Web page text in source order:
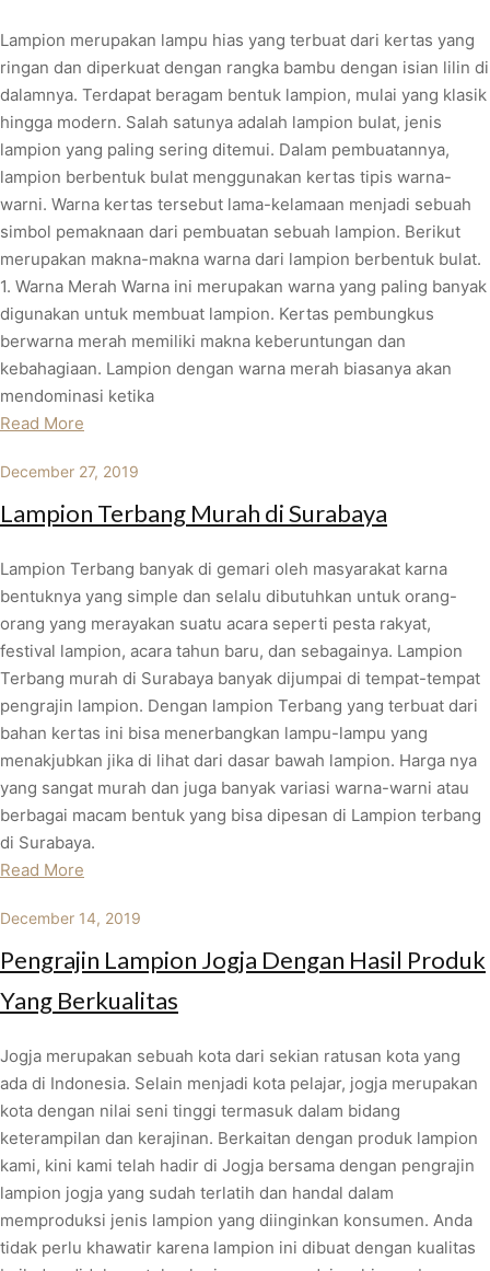
Lampion merupakan lampu hias yang terbuat dari kertas yang
ringan dan diperkuat dengan rangka bambu dengan isian lilin di
dalamnya. Terdapat beragam bentuk lampion, mulai yang klasik
hingga modern. Salah satunya adalah lampion bulat, jenis
lampion yang paling sering ditemui. Dalam pembuatannya,
lampion berbentuk bulat menggunakan kertas tipis warna-
warni. Warna kertas tersebut lama-kelamaan menjadi sebuah
simbol pemaknaan dari pembuatan sebuah lampion. Berikut
merupakan makna-makna warna dari lampion berbentuk bulat.
1. Warna Merah Warna ini merupakan warna yang paling banyak
digunakan untuk membuat lampion. Kertas pembungkus
berwarna merah memiliki makna keberuntungan dan
kebahagiaan. Lampion dengan warna merah biasanya akan
mendominasi ketika
Read More
December 27, 2019
Lampion Terbang Murah di Surabaya
Lampion Terbang banyak di gemari oleh masyarakat karna
bentuknya yang simple dan selalu dibutuhkan untuk orang-
orang yang merayakan suatu acara seperti pesta rakyat,
festival lampion, acara tahun baru, dan sebagainya. Lampion
Terbang murah di Surabaya banyak dijumpai di tempat-tempat
pengrajin lampion. Dengan lampion Terbang yang terbuat dari
bahan kertas ini bisa menerbangkan lampu-lampu yang
menakjubkan jika di lihat dari dasar bawah lampion. Harga nya
yang sangat murah dan juga banyak variasi warna-warni atau
berbagai macam bentuk yang bisa dipesan di Lampion terbang
di Surabaya.
Read More
December 14, 2019
Pengrajin Lampion Jogja Dengan Hasil Produk
Yang Berkualitas
Jogja merupakan sebuah kota dari sekian ratusan kota yang
ada di Indonesia. Selain menjadi kota pelajar, jogja merupakan
kota dengan nilai seni tinggi termasuk dalam bidang
keterampilan dan kerajinan. Berkaitan dengan produk lampion
kami, kini kami telah hadir di Jogja bersama dengan pengrajin
lampion jogja yang sudah terlatih dan handal dalam
memproduksi jenis lampion yang diinginkan konsumen. Anda
tidak perlu khawatir karena lampion ini dibuat dengan kualitas